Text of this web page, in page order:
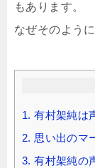
もあります。
なぜそのよう
1. 有村架純は
2. 思い出のマ
3. 有村架純の